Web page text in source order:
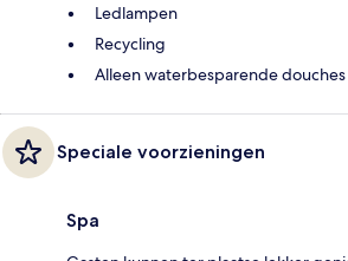
Ledlampen
Recycling
Alleen waterbesparende douches
Speciale voorzieningen
Spa